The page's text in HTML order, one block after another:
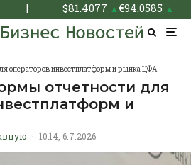
| $81.4077 ▲€94.0585 ▲
операторов инвестплатформ и рынка ЦФА
отчетности для
и
· 10:14, 6.7.2026